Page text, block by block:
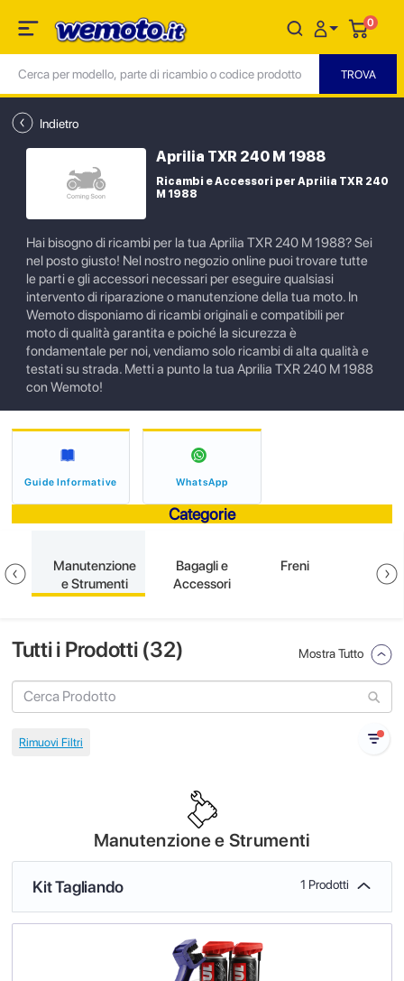
0
Indietro
Aprilia TXR 240 M 1988
Ricambi e Accessori per Aprilia TXR 240
M 1988
Hai bisogno di ricambi per la tua Aprilia TXR 240 M 1988? Sei
nel posto giusto! Nel nostro negozio online puoi trovare tutte
le parti e gli accessori necessari per eseguire qualsiasi
intervento di riparazione o manutenzione della tua moto. In
Wemoto disponiamo di ricambi originali e compatibili per
moto di qualità garantita e poiché la sicurezza è
fondamentale per noi, vendiamo solo ricambi di alta qualità e
testati su strada. Metti a punto la tua Aprilia TXR 240 M 1988
con Wemoto!
Guide Informative WhatsApp
Categorie
Manutenzione
e Strumenti
Bagagli e
Accessori
Freni
Tutti i Prodotti (32) Mostra Tutto
Manutenzione e Strumenti
Kit Tagliando 1 Prodotti